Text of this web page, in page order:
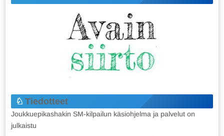
Tiedotteet
Joukkuepikashakin SM-kilpailun käsiohjelma ja palvelut on
julkaistu